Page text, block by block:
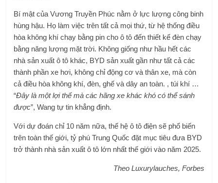
Bí mật của Vương Truyền Phúc nằm ở lực lượng công binh
hùng hậu. Họ làm việc trên tất cả mọi thứ, từ hệ thống điều
hòa không khí chạy bằng pin cho ô tô đến thiết kế đèn chạy
bằng năng lượng mặt trời. Không giống như hầu hết các
nhà sản xuất ô tô khác, BYD sản xuất gần như tất cả các
thành phần xe hơi, không chỉ động cơ và thân xe, mà còn
cả điều hòa không khí, đèn, ghế và dây an toàn. , túi khí …
“Đây là một lợi thế mà các hãng xe khác khó có thể sánh
được”, Wang tự tin khẳng định.
Với dự đoán chỉ 10 năm nữa, thế hệ ô tô điện sẽ phổ biến
trên toàn thế giới, tỷ phú Trung Quốc đặt mục tiêu đưa BYD
trở thành nhà sản xuất ô tô lớn nhất thế giới vào năm 2025.
Theo Luxurylauches, Forbes